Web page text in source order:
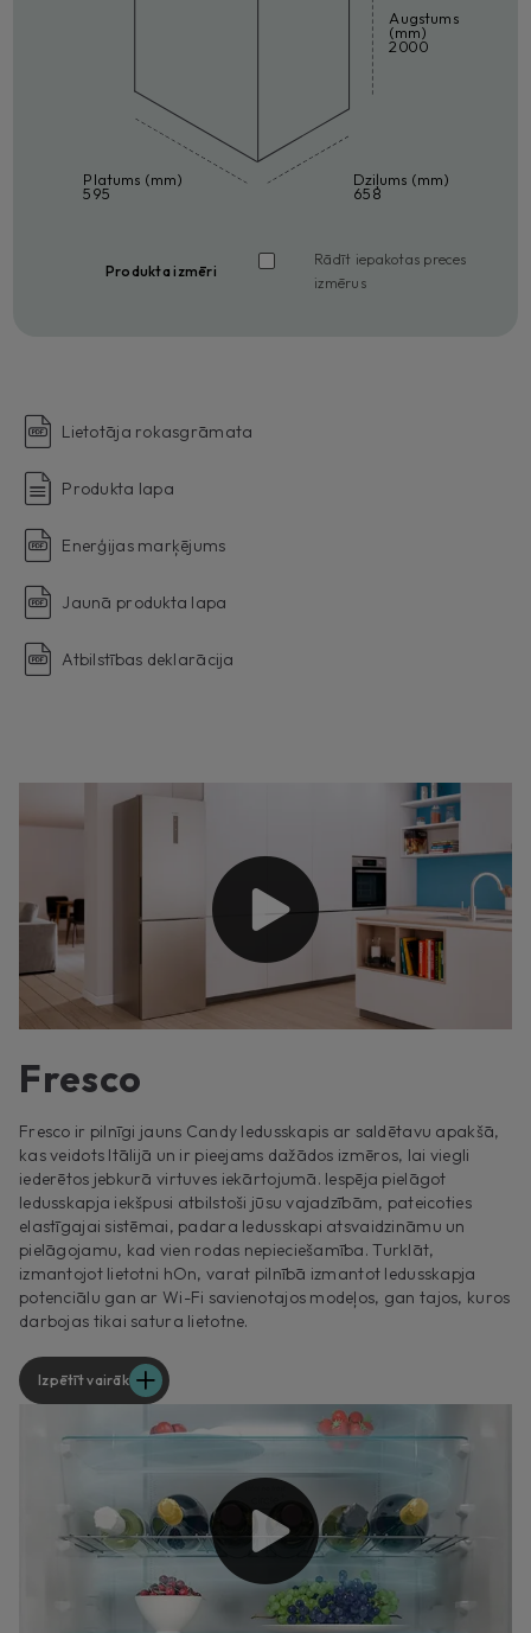
Augstums
(mm)
2000
Dziļums (mm)
658
Platums (mm)
595
Produkta izmēri
Rādīt iepakotas preces
izmērus
Lietotāja rokasgrāmata
Produkta lapa
Enerģijas marķējums
Jaunā produkta lapa
Atbilstības deklarācija
Fresco
Fresco ir pilnīgi jauns Candy ledusskapis ar saldētavu apakšā,
kas veidots Itālijā un ir pieejams dažādos izmēros, lai viegli
iederētos jebkurā virtuves iekārtojumā. Iespēja pielāgot
ledusskapja iekšpusi atbilstoši jūsu vajadzībām, pateicoties
elastīgajai sistēmai, padara ledusskapi atsvaidzināmu un
pielāgojamu, kad vien rodas nepieciešamība. Turklāt,
izmantojot lietotni hOn, varat pilnībā izmantot ledusskapja
potenciālu gan ar Wi-Fi savienotajos modeļos, gan tajos, kuros
darbojas tikai satura lietotne.
Izpētīt vairāk